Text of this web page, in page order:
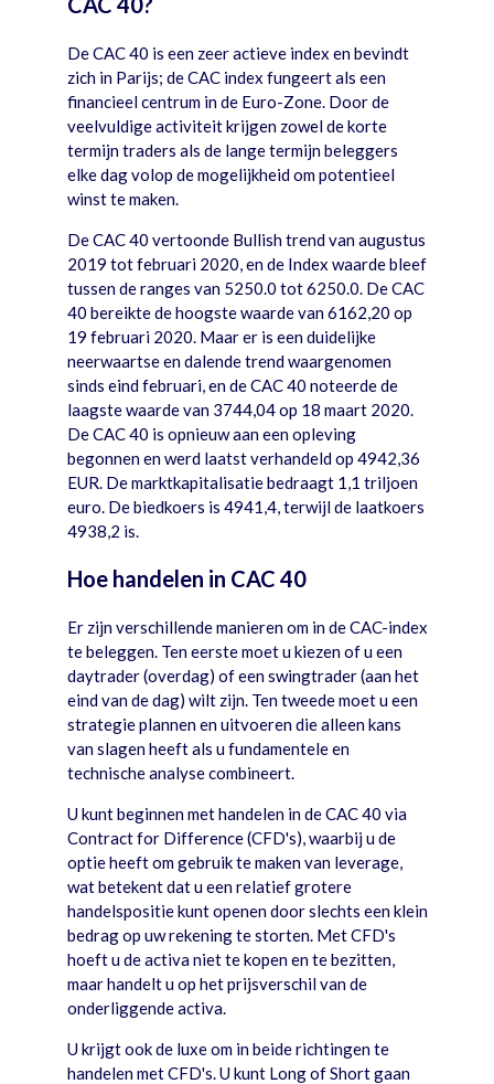
De CAC 40 is een zeer actieve index en bevindt
zich in Parijs; de CAC index fungeert als een
financieel centrum in de Euro-Zone. Door de
veelvuldige activiteit krijgen zowel de korte
termijn traders als de lange termijn beleggers
elke dag volop de mogelijkheid om potentieel
winst te maken.
De CAC 40 vertoonde Bullish trend van augustus
2019 tot februari 2020, en de Index waarde bleef
tussen de ranges van 5250.0 tot 6250.0. De CAC
40 bereikte de hoogste waarde van 6162,20 op
19 februari 2020. Maar er is een duidelijke
neerwaartse en dalende trend waargenomen
sinds eind februari, en de CAC 40 noteerde de
laagste waarde van 3744,04 op 18 maart 2020.
De CAC 40 is opnieuw aan een opleving
begonnen en werd laatst verhandeld op 4942,36
EUR. De marktkapitalisatie bedraagt 1,1 triljoen
euro. De biedkoers is 4941,4, terwijl de laatkoers
4938,2 is.
Hoe handelen in CAC 40
Er zijn verschillende manieren om in de CAC-index
te beleggen. Ten eerste moet u kiezen of u een
daytrader (overdag) of een swingtrader (aan het
eind van de dag) wilt zijn. Ten tweede moet u een
strategie plannen en uitvoeren die alleen kans
van slagen heeft als u fundamentele en
technische analyse combineert.
U kunt beginnen met handelen in de CAC 40 via
Contract for Difference (CFD's), waarbij u de
optie heeft om gebruik te maken van leverage,
wat betekent dat u een relatief grotere
handelspositie kunt openen door slechts een klein
bedrag op uw rekening te storten. Met CFD's
hoeft u de activa niet te kopen en te bezitten,
maar handelt u op het prijsverschil van de
onderliggende activa.
U krijgt ook de luxe om in beide richtingen te
handelen met CFD's. U kunt Long of Short gaan